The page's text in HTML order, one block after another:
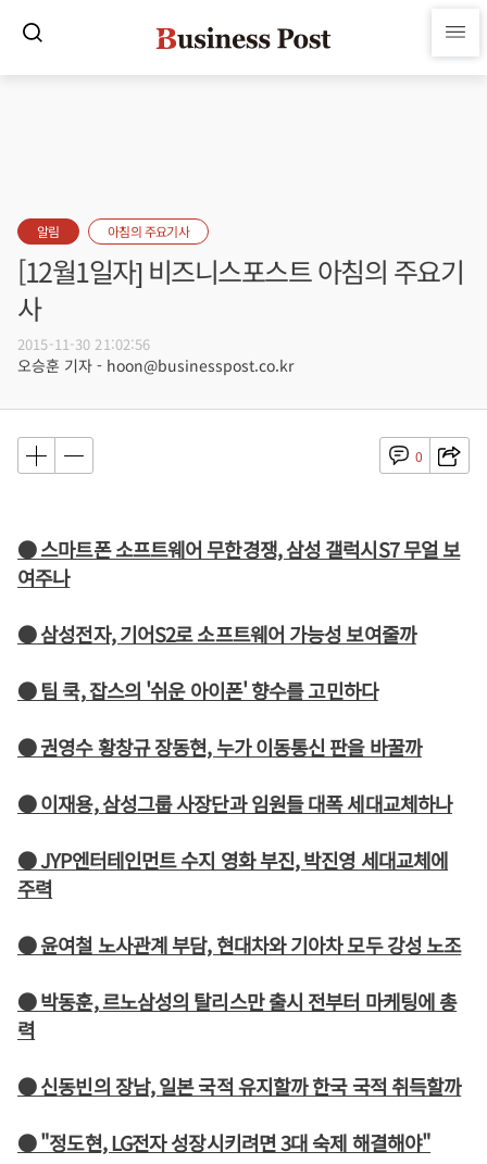
알림 아침의 주요기사
[12월1일자] 비즈니스포스트 아침의 주요기
사
2015-11-30 21:02:56
오승훈 기자 - hoon@businesspost.co.kr
0
● 스마트폰 소프트웨어 무한경쟁, 삼성 갤럭시S7 무얼 보
여주나
● 삼성전자, 기어S2로 소프트웨어 가능성 보여줄까
● 팀 쿡, 잡스의 '쉬운 아이폰' 향수를 고민하다
● 권영수 황창규 장동현, 누가 이동통신 판을 바꿀까
● 이재용, 삼성그룹 사장단과 임원들 대폭 세대교체하나
● JYP엔터테인먼트 수지 영화 부진, 박진영 세대교체에
주력
● 윤여철 노사관계 부담, 현대차와 기아차 모두 강성 노조
● 박동훈, 르노삼성의 탈리스만 출시 전부터 마케팅에 총
력
● 신동빈의 장남, 일본 국적 유지할까 한국 국적 취득할까
● "정도현, LG전자 성장시키려면 3대 숙제 해결해야"